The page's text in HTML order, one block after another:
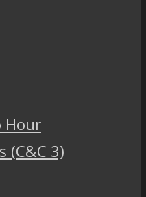
Hour
(C&C 3)